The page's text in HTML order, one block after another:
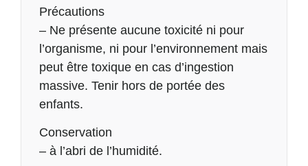
Précautions
– Ne présente aucune toxicité ni pour
l’organisme, ni pour l’environnement mais
peut être toxique en cas d’ingestion
massive. Tenir hors de portée des
enfants.
Conservation
– à l’abri de l’humidité.